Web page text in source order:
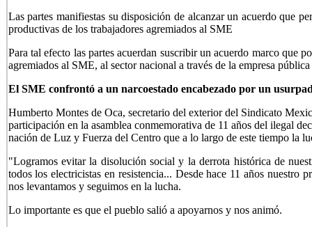
Las partes manifiestas su disposición de alcanzar un acuerdo que
productivas de los trabajadores agremiados al SME
Para tal efecto las partes acuerdan suscribir un acuerdo marco que
agremiados al SME, al sector nacional a través de la empresa
El SME confrontó a un narcoestado encabezado por un
Humberto Montes de Oca, secretario del exterior del Sindicato
participación en la asamblea conmemorativa de 11 años del ilegal
nación de Luz y Fuerza del Centro que a lo largo de este tiempo la
"Logramos evitar la disolución social y la derrota histórica de
todos los electricistas en resistencia... Desde hace 11 años nuestro
nos levantamos y seguimos en la lucha.
Lo importante es que el pueblo salió a apoyarnos y nos animó.